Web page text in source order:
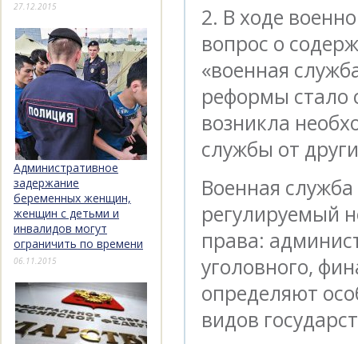
2. В ходе
вопрос о
«военная
реформы стало
возникла
службы от
Военная
регулируемый
права:
уголовного,
определяют
видов
27.12.2015
Административное
задержание
беременных женщин,
женщин с детьми и
инвалидов могут
ограничить по времени
06.11.2015